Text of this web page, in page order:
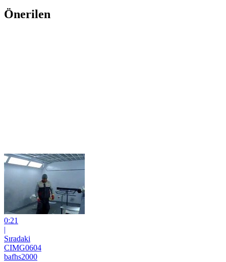
Önerilen
0:21
|
Sıradaki
CIMG0604
bafhs2000